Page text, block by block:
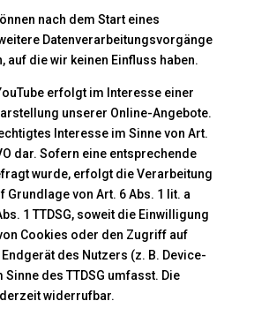
nach dem Start eines
Datenverarbeitungsvorgänge
auf die wir keinen Einfluss haben.
erfolgt im Interesse einer
unserer Online-Angebote.
Interesse im Sinne von Art.
dar. Sofern eine entsprechende
wurde, erfolgt die Verarbeitung
von Art. 6 Abs. 1 lit. a
1 TTDSG, soweit die Einwilligung
Cookies oder den Zugriff auf
des Nutzers (z. B. Device-
des TTDSG umfasst. Die
widerrufbar.